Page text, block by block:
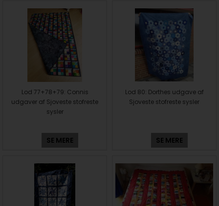
Lod 77+78+79: Connis
udgaver af Sjoveste stofreste
sysler
SE MERE
Lod 80: Dorthes udgave af
Sjoveste stofreste sysler
SE MERE